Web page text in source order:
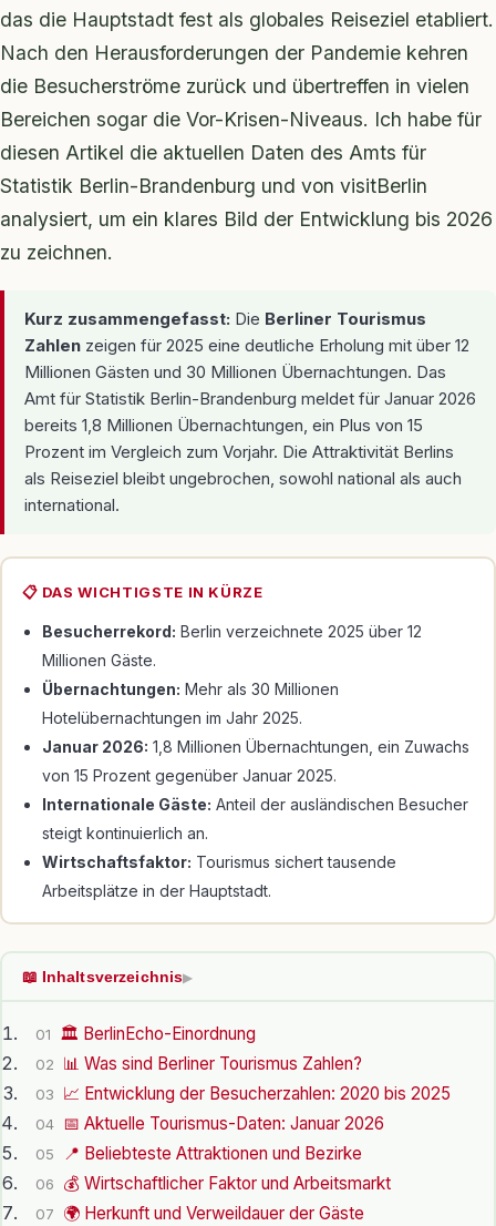
das die Hauptstadt fest als globales Reiseziel etabliert.
Nach den Herausforderungen der Pandemie kehren
die Besucherströme zurück und übertreffen in vielen
Bereichen sogar die Vor-Krisen-Niveaus. Ich habe für
diesen Artikel die aktuellen Daten des Amts für
Statistik Berlin-Brandenburg und von visitBerlin
analysiert, um ein klares Bild der Entwicklung bis 2026
zu zeichnen.
Kurz zusammengefasst: Die Berliner Tourismus
Zahlen zeigen für 2025 eine deutliche Erholung mit über 12
Millionen Gästen und 30 Millionen Übernachtungen. Das
Amt für Statistik Berlin-Brandenburg meldet für Januar 2026
bereits 1,8 Millionen Übernachtungen, ein Plus von 15
Prozent im Vergleich zum Vorjahr. Die Attraktivität Berlins
als Reiseziel bleibt ungebrochen, sowohl national als auch
international.
📋 DAS WICHTIGSTE IN KÜRZE
Besucherrekord: Berlin verzeichnete 2025 über 12
Millionen Gäste.
Übernachtungen: Mehr als 30 Millionen
Hotelübernachtungen im Jahr 2025.
Januar 2026: 1,8 Millionen Übernachtungen, ein Zuwachs
von 15 Prozent gegenüber Januar 2025.
Internationale Gäste: Anteil der ausländischen Besucher
steigt kontinuierlich an.
Wirtschaftsfaktor: Tourismus sichert tausende
Arbeitsplätze in der Hauptstadt.
📖 Inhaltsverzeichnis▶
01 🏛️ BerlinEcho-Einordnung
02 📊 Was sind Berliner Tourismus Zahlen?
03 📈 Entwicklung der Besucherzahlen: 2020 bis 2025
04 📅 Aktuelle Tourismus-Daten: Januar 2026
05 📍 Beliebteste Attraktionen und Bezirke
06 💰 Wirtschaftlicher Faktor und Arbeitsmarkt
07 🌍 Herkunft und Verweildauer der Gäste